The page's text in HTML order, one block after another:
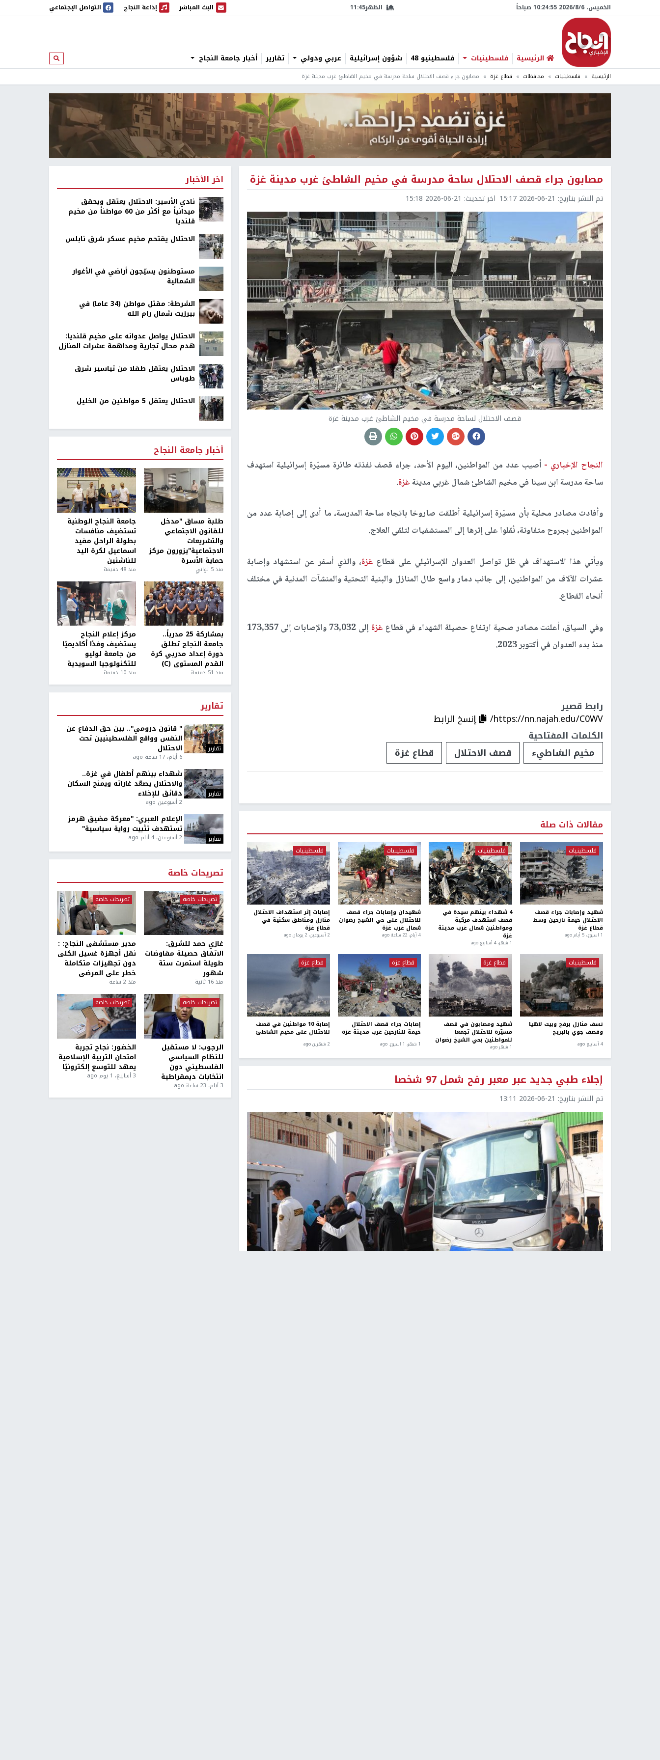
الخميس، 6/‏8/‏2026 10:24:56 صباحاً الظهر11:45 البث المباشر
البث المباشر إذاعة النجاح
إذاعة النجاح التواصل الإجتماعي
الرئيسية فلسطينيات فلسطينيو 48 شؤون إسرائيلية عربي ودولي تقارير أخبار جامعة النجاح ابحث
الرئيسية فلسطينيات محافظات قطاع غزة مصابون جراء قصف الاحتلال ساحة مدرسة في مخيم الشاطئ غرب مدينة غزة
مصابون جراء قصف الاحتلال ساحة مدرسة في مخيم الشاطئ غرب مدينة غزة
تم النشر بتاريخ: 2026-06-21 15:17 اخر تحديث: 2026-06-21 15:18
قصف الاحتلال لساحة مدرسة في مخيم الشاطئ غرب مدينة غزة
النجاح الإخباري - أصيب عدد من المواطنين، اليوم الأحد، جراء قصف نفذته طائرة مسيّرة إسرائيلية استهدف
ساحة مدرسة ابن سينا في مخيم الشاطئ شمال غربي مدينةغزة.
وأفادت مصادر محلية بأن مسيّرة إسرائيلية أطلقت صاروخا باتجاه ساحة المدرسة، ما أدى إلى إصابة عدد من
المواطنين بجروح متفاوتة، نُقلوا على إثرها إلى المستشفيات لتلقي العلاج.
ويأتي هذا الاستهداف في ظل تواصل العدوان الإسرائيلي على قطاع غزة، والذي أسفر عن استشهاد وإصابة
عشرات الآلاف من المواطنين، إلى جانب دمار واسع طال المنازل والبنية التحتية والمنشآت المدنية في مختلف
أنحاء القطاع.
وفي السياق، أعلنت مصادر صحية ارتفاع حصيلة الشهداء في قطاع غزة
إلى 73,032 والإصابات إلى 173,357
منذ بدء العدوان في أكتوبر 2023.
رابط قصير
https://nn.najah.edu/C0WV/
إنسخ الرابط
الكلمات المفتاحية
مخيم الشاطيء
قصف الاحتلال قطاع غزة
مقالات ذات صلة
فلسطينيات
شهيد وإصابات جراء قصف
الاحتلال خيمة نازحين وسط
قطاع غزة
1 اسبوع.، 5 أيام ago
فلسطينيات
4 شهداء بينهم سيدة في
قصف استهدف مركبة
ومواطنين شمال غرب مدينة
غزة
1 شهر، 4 أسابيع ago
فلسطينيات
شهيدان وإصابات جراء قصف
للاحتلال على حي الشيخ رضوان
شمال غرب غزة
4 أيام، 22 ساعة ago
فلسطينيات
إصابات إثر استهداف الاحتلال
منازل ومناطق سكنية في
قطاع غزة
2 أسبوعين، 2 يومان ago
فلسطينيات
نسف منازل برفح وبيت لاهيا
وقصف جوي بالبريج
4 أسابيع ago
قطاع غزة
شهيد ومصابون في قصف
مسيّرة للاحتلال تجمعا
للمواطنين بحي الشيخ رضوان
1 شهر ago
قطاع غزة
إصابات جراء قصف الاحتلال
خيمة للنازحين غرب مدينة غزة
1 شهر، 1 اسبوع. ago
قطاع غزة
إصابة 10 مواطنين في قصف
للاحتلال على مخيم الشاطئ
2 شهرين ago
إجلاء طبي جديد عبر معبر رفح شمل 97 شخصا
تم النشر بتاريخ: 2026-06-21 13:11
اخر الأخبار
نادي الأسير: الاحتلال يعتقل ويحقق
ميدانياً مع أكثر من 60 مواطناً من مخيم
قلنديا
الاحتلال يقتحم مخيم عسكر شرق نابلس
مستوطنون يسيّجون أراضي في الأغوار
الشمالية
الشرطة: مقتل مواطن (34 عاما) في
بيرزيت شمال رام الله
الاحتلال يواصل عدوانه على مخيم قلنديا:
هدم محال تجارية ومداهمة عشرات المنازل
الاحتلال يعتقل طفلا من تياسير شرق
طوباس
الاحتلال يعتقل 5 مواطنين من الخليل
أخبار جامعة النجاح
طلبة مساق "مدخل
للقانون الاجتماعي
والتشريعات
الاجتماعية"يزورون مركز
حماية الأسرة
منذ 5 ثواني
جامعة النجاح الوطنية
تستضيف منافسات
بطولة الراحل مفيد
اسماعيل لكرة اليد
للناشئين
منذ 48 دقيقة
بمشاركة 25 مدرباً..
جامعة النجاح تطلق
دورة إعداد مدربي كرة
القدم المستوى (C)
منذ 51 دقيقة
مركز إعلام النجاح
يستضيف وفدًا أكاديميًا
من جامعة لوليو
للتكنولوجيا السويدية
منذ 10 دقيقة
تقارير
تقارير
" قانون درومي".. بين حق الدفاع عن
النفس وواقع الفلسطينيين تحت
الاحتلال
6 أيام، 17 ساعة ago
تقارير
شهداء بينهم أطفال في غزة..
والاحتلال يصعّد غاراته ويمنح السكان
دقائق للإخلاء
2 أسبوعين ago
تقارير
الإعلام العبري: "معركة مضيق هرمز
تستهدف تثبيت رواية سياسية"
2 أسبوعين، 4 أيام ago
تصريحات خاصة
تصريحات خاصة
غازي حمد للشرق:
الاتفاق حصيلة مفاوضات
طويلة استمرت ستة
شهور
منذ 16 ثانية
تصريحات خاصة
مدير مستشفى النجاح: :
نقل أجهزة غسيل الكلى
دون تجهيزات متكاملة
خطر على المرضى
منذ 2 ساعة
تصريحات خاصة
الرجوب: لا مستقبل
للنظام السياسي
الفلسطيني دون
انتخابات ديمقراطية
3 أيام، 23 ساعة ago
تصريحات خاصة
الخضور: نجاح تجربة
امتحان التربية الإسلامية
يمهد للتوسع إلكترونيًا
3 أسابيع، 1 يوم ago